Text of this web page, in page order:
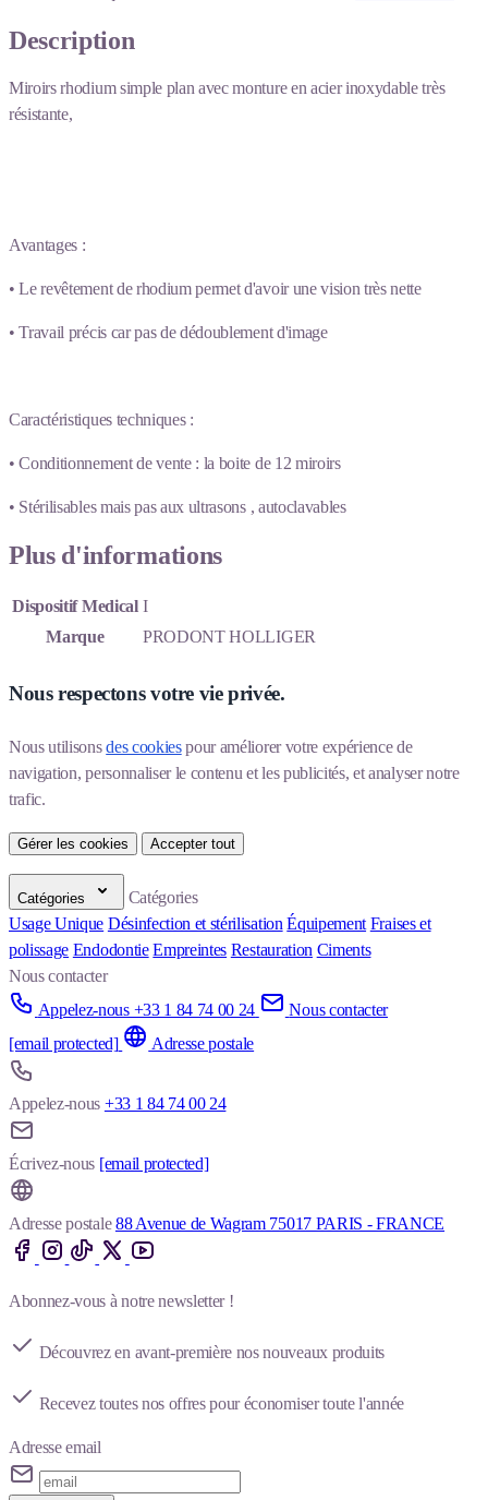
Description
Miroirs rhodium simple plan avec monture en acier inoxydable très
résistante,
Avantages :
• Le revêtement de rhodium permet d'avoir une vision très nette
• Travail précis car pas de dédoublement d'image
Caractéristiques techniques :
• Conditionnement de vente : la boite de 12 miroirs
• Stérilisables mais pas aux ultrasons , autoclavables
Plus d'informations
Dispositif Medical I
Marque
PRODONT HOLLIGER
Nous respectons votre vie privée.
Nous utilisons des cookies pour améliorer votre expérience de
navigation, personnaliser le contenu et les publicités, et analyser notre
trafic.
Gérer les cookies Accepter tout
Catégories
Catégories
Usage Unique Désinfection et stérilisation Équipement Fraises et
polissage Endodontie Empreintes Restauration Ciments
Nous contacter
Appelez-nous +33 1 84 74 00 24
Nous contacter
[email protected]
Adresse postale
Appelez-nous +33 1 84 74 00 24
Écrivez-nous [email protected]
Adresse postale 88 Avenue de Wagram 75017 PARIS - FRANCE
Abonnez-vous à notre newsletter !
Découvrez en avant-première nos nouveaux produits
Recevez toutes nos offres pour économiser toute l'année
Adresse email